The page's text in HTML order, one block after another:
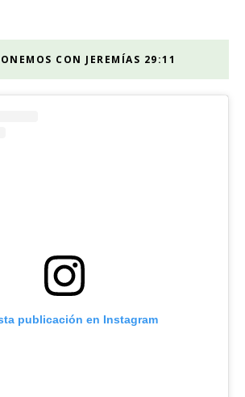
CON JEREMÍAS 29:11
publicación en Instagram